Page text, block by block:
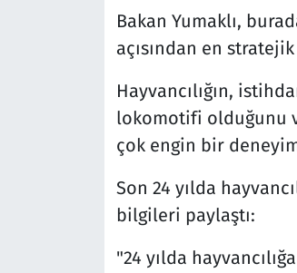
Bakan Yumaklı,
açısından en
Hayvancılığın,
lokomotifi olduğunu
çok engin bir
Son 24 yılda
bilgileri paylaştı:
"24 yılda